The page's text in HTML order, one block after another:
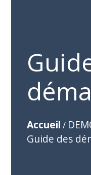
Accueil /
Guide des